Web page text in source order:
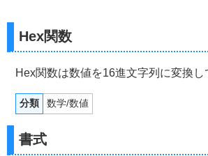
Hex関数
Hex関数は数値を16進文字列に変換し
分類 数学/数値
書式